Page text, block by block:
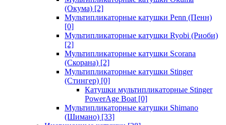
(Окума) [2]
Мультипликаторные катушки Penn (Пенн)
[0]
Мультипликаторные катушки Ryobi (Риоби)
[2]
Мультипликаторные катушки Scorana
(Скорана) [2]
Мультипликаторные катушки Stinger
(Стингер) [0]
Катушки мультипликаторные Stinger
PowerAge Boat [0]
Мультипликаторные катушки Shimano
(Шимано) [33]